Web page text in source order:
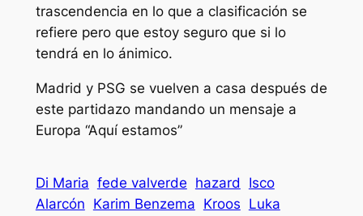
trascendencia en lo que a clasificación se
refiere pero que estoy seguro que si lo
tendrá en lo ánimico.
Madrid y PSG se vuelven a casa después de
este partidazo mandando un mensaje a
Europa “Aquí estamos”
Di Maria fede valverde hazard
Isco
Alarcón Karim Benzema Kroos Luka